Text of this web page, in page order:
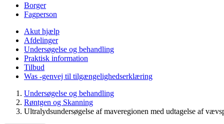
Borger
Fagperson
Akut hjælp
Afdelinger
Undersøgelse og behandling
Praktisk information
Tilbud
Was -genvej til tilgængelighedserklæring
Undersøgelse og behandling
Røntgen og Skanning
Ultralydsundersøgelse af maveregionen med udtagelse af